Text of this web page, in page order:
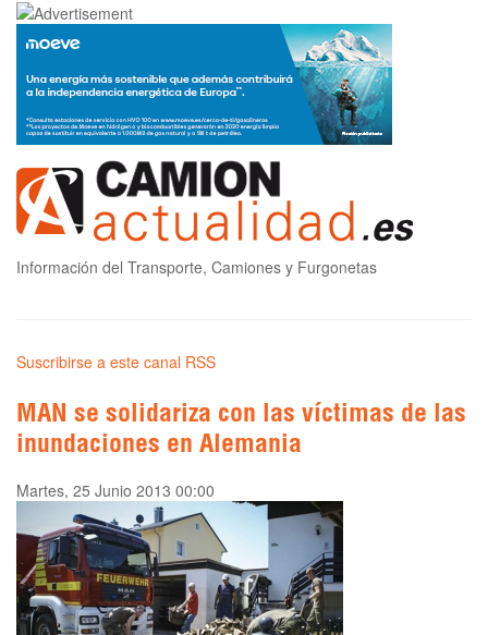
Información del Transporte, Camiones y Furgonetas
Suscribirse a este canal RSS
MAN se solidariza con las víctimas de las
inundaciones en Alemania
Martes, 25 Junio 2013 00:00